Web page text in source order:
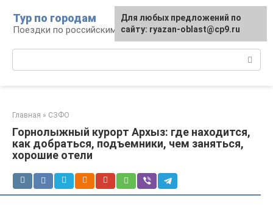
контенту
Тур по городам
Поездки по российским городам
Главная » СЗФО
Горнолыжный курорт Архыз: где находится,
как добраться, подъемники, чем заняться,
хорошие отели
Для любых предложений по
сайту: ryazan-oblast@cp9.ru